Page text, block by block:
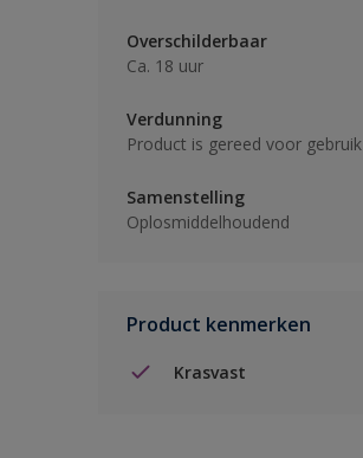
Overschilderbaar
Ca. 18 uur
Verdunning
Product is gereed voor gebruik
Samenstelling
Oplosmiddelhoudend
Product kenmerken
Krasvast